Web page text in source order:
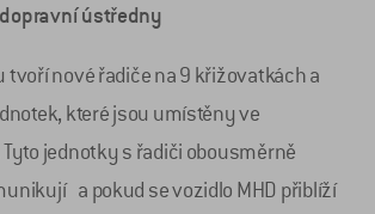
ústředny
tvoří nové řadiče na 9 křižovatkách a
které jsou umístěny ve
Tyto jednotky s řadiči obousměrně
a pokud se vozidlo MHD přiblíží